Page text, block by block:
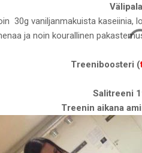
30g vaniljanmakuista kaseiinia,
ja noin kourallinen
Treeniboosteri (
Salitreeni
Treenin aikana